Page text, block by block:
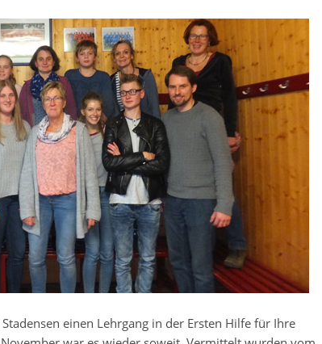
einen Lehrgang in der Ersten Hilfe für Ihre